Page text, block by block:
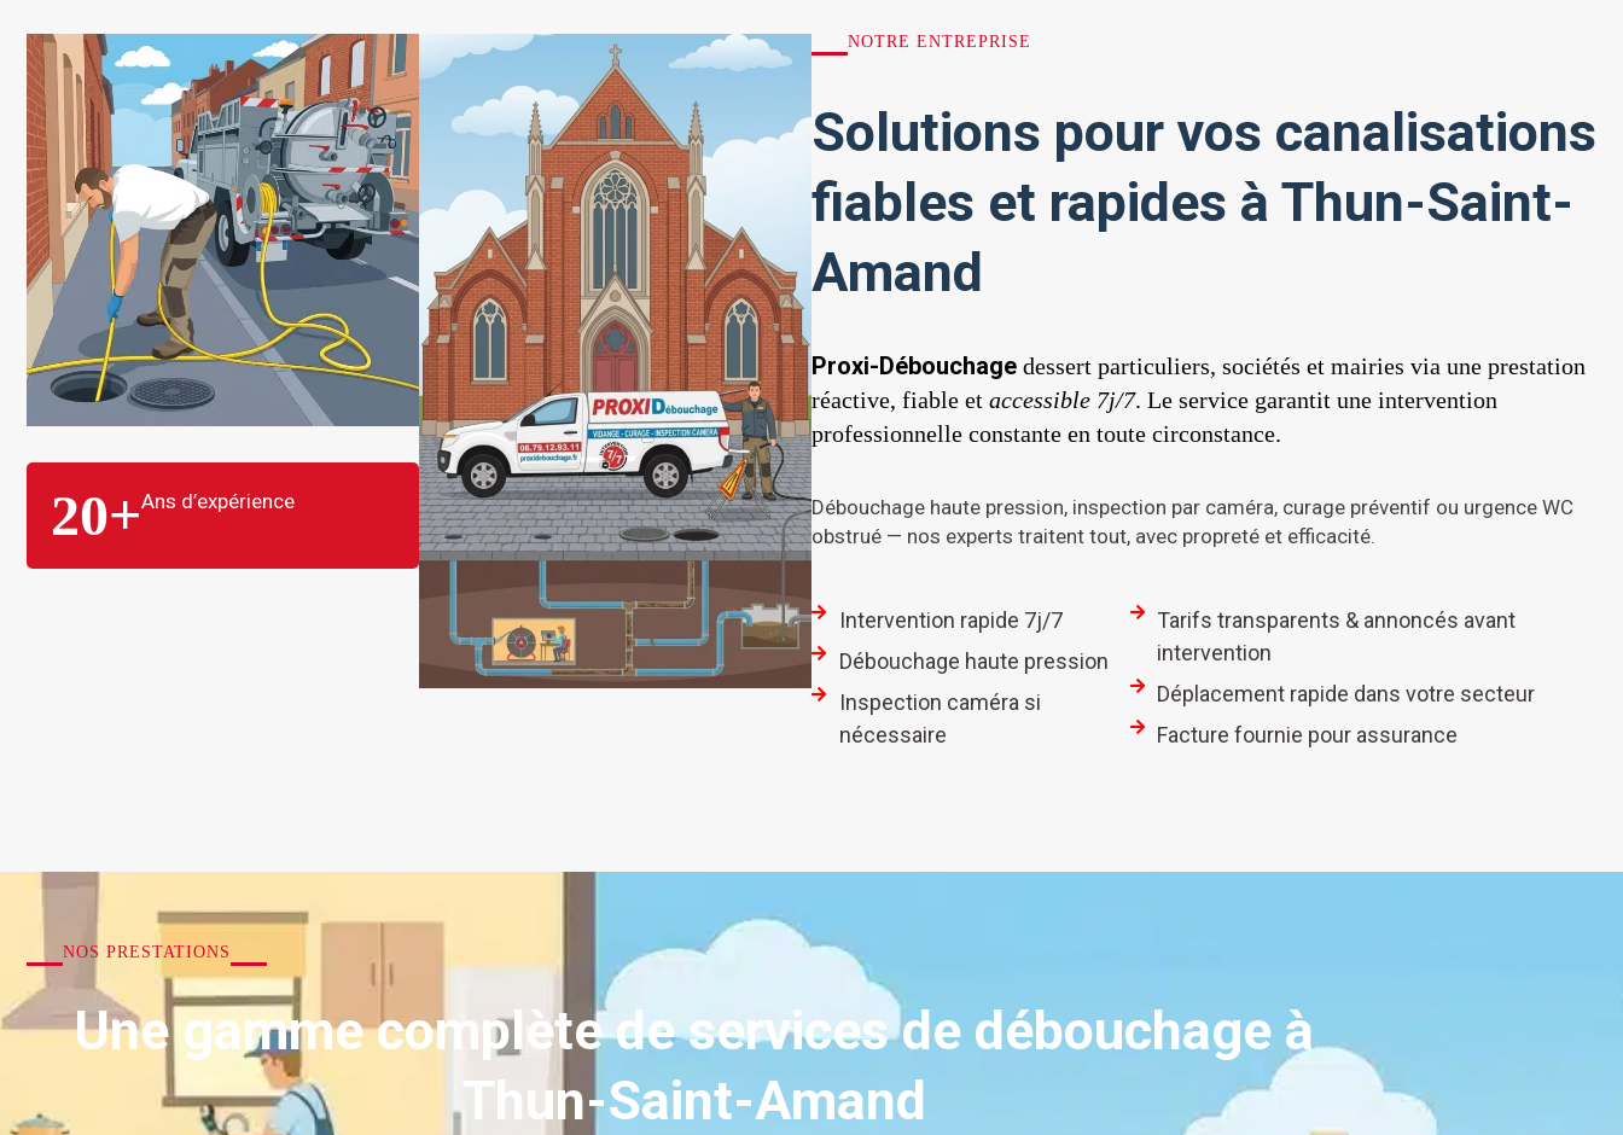
20+Ans d’expérience
NOTRE ENTREPRISE
Solutions pour vos canalisations
fiables et rapides à Thun-Saint-
Amand
Proxi-Débouchage dessert particuliers, sociétés et mairies via une prestation
réactive, fiable et accessible 7j/7. Le service garantit une intervention
professionnelle constante en toute circonstance.
Débouchage haute pression, inspection par caméra, curage préventif ou urgence WC
obstrué — nos experts traitent tout, avec propreté et efficacité.
Intervention rapide 7j/7
Débouchage haute pression
Inspection caméra si
nécessaire
Tarifs transparents & annoncés avant
intervention
Déplacement rapide dans votre secteur
Facture fournie pour assurance
NOS PRESTATIONS
Une gamme complète de services de débouchage à
Thun-Saint-Amand